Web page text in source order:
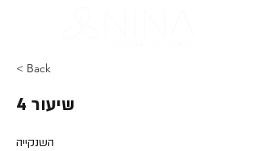
< Back
שיעור 4
השנקייה